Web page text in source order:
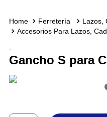
Ferretería
Lazos,
Accesorios Para Lazos,
-
Gancho S para